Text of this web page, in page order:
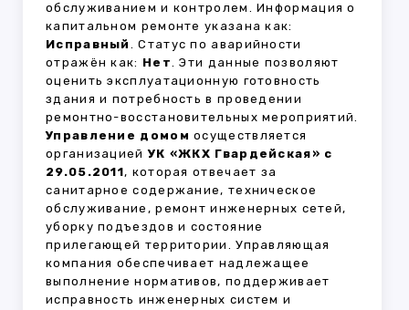
обслуживанием и контролем. Информация о
капитальном ремонте указана как:
Исправный . Статус по аварийности
отражён как: Нет. Эти данные позволяют
оценить эксплуатационную готовность
здания и потребность в проведении
ремонтно-восстановительных мероприятий.
Управление домом осуществляется
организациейУК «ЖКХ Гвардейская» с
29.05.2011, которая отвечает за
санитарное содержание, техническое
обслуживание, ремонт инженерных сетей,
уборку подъездов и состояние
прилегающей территории. Управляющая
компания обеспечивает надлежащее
выполнение нормативов, поддерживает
исправность инженерных систем и